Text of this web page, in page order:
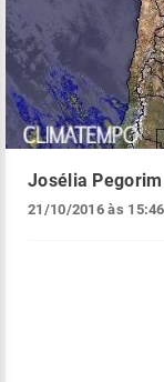
Josélia Pegorim
21/10/2016 às 15:46